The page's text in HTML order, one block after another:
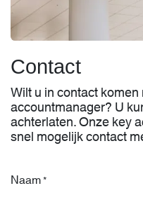
Contact
Wilt u in contact
accountmanager? U
achterlaten. Onze key
snel mogelijk contact
Naam*